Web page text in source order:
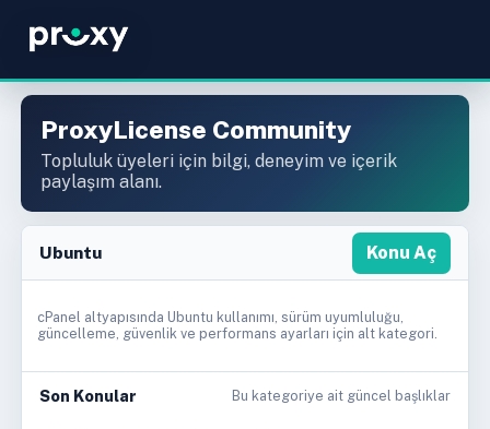
ProxyLicense Community
Topluluk üyeleri için bilgi, deneyim ve içerik
paylaşım alanı.
Ubuntu Konu Aç
cPanel altyapısında Ubuntu kullanımı, sürüm uyumluluğu,
güncelleme, güvenlik ve performans ayarları için alt kategori.
Son Konular Bu kategoriye ait güncel başlıklar